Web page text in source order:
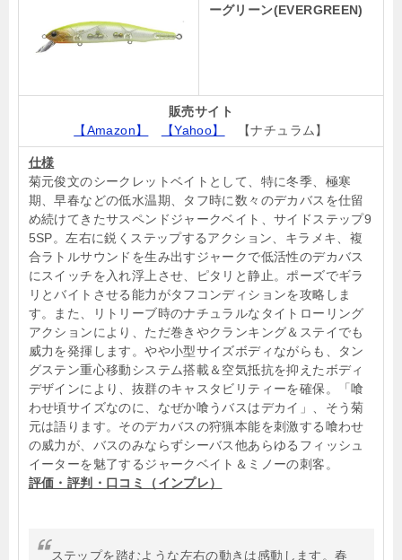
ーグリーン(EVERGREEN)
販売サイト
【Amazon】
【Yahoo】 【ナチュラム】
仕様
菊元俊文のシークレットベイトとして、特に冬季、極寒
期、早春などの低水温期、タフ時に数々のデカバスを仕留
め続けてきたサスペンドジャークベイト、サイドステップ9
5SP。左右に鋭くステップするアクション、キラメキ、複
合ラトルサウンドを生み出すジャークで低活性のデカバス
にスイッチを入れ浮上させ、ピタリと静止。ポーズでギラ
リとバイトさせる能力がタフコンディションを攻略しま
す。また、リトリーブ時のナチュラルなタイトローリング
アクションにより、ただ巻きやクランキング＆ステイでも
威力を発揮します。やや小型サイズボディながらも、タン
グステン重心移動システム搭載＆空気抵抗を抑えたボディ
デザインにより、抜群のキャスタビリティーを確保。「喰
わせ頃サイズなのに、なぜか喰うバスはデカイ」、そう菊
元は語ります。そのデカバスの狩猟本能を刺激する喰わせ
の威力が、バスのみならずシーバス他あらゆるフィッシュ
イーターを魅了するジャークベイト＆ミノーの刺客。
評価・評判・口コミ（インプレ）
ステップを踏むような左右の動きは感動します。春